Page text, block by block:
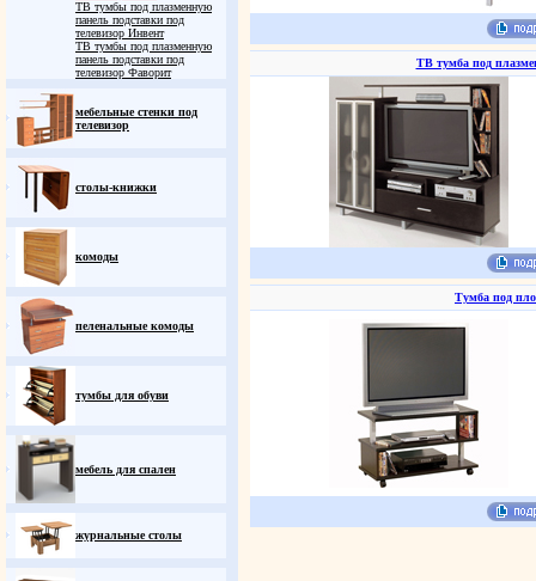
ТВ тумбы под плазменную
панель подставки под
телевизор Инвент
ТВ тумбы под плазменную
панель подставки под
телевизор Фаворит
мебельные стенки под
телевизор
столы-книжки
комоды
пеленальные комоды
тумбы для обуви
мебель для спален
журнальные столы
ТВ тумба под
Тумба под